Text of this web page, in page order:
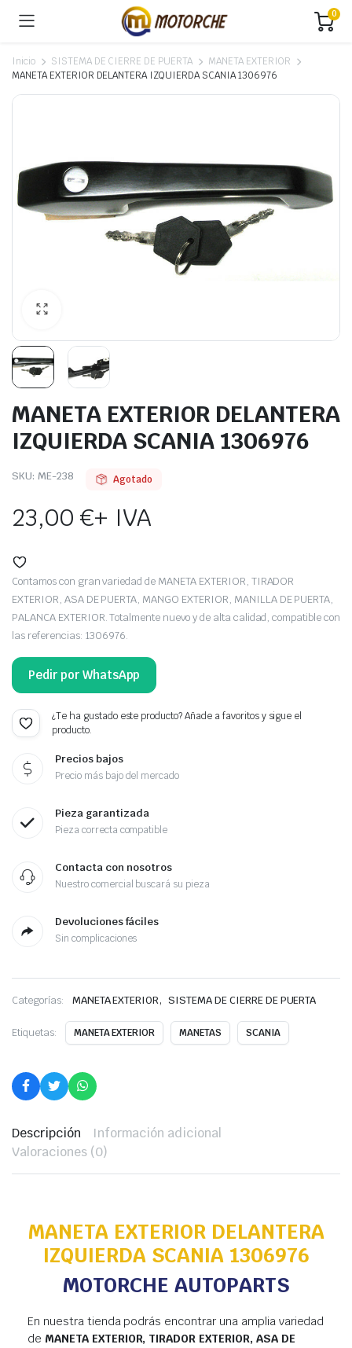
0
Inicio SISTEMA DE CIERRE DE PUERTA
MANETA EXTERIOR
MANETA EXTERIOR DELANTERA IZQUIERDA SCANIA 1306976
MANETA EXTERIOR DELANTERA
IZQUIERDA SCANIA 1306976
SKU: ME-238 Agotado
23,00€+ IVA
Contamos con gran variedad de MANETA EXTERIOR, TIRADOR
EXTERIOR, ASA DE PUERTA, MANGO EXTERIOR, MANILLA DE PUERTA,
PALANCA EXTERIOR. Totalmente nuevo y de alta calidad, compatible con
las referencias: 1306976.
Pedir por WhatsApp
¿Te ha gustado este producto? Añade a favoritos y sigue el
producto.
Precios bajos
Precio más bajo del mercado
Pieza garantizada
Pieza correcta compatible
Contacta con nosotros
Nuestro comercial buscará su pieza
Devoluciones fáciles
Sin complicaciones
Categorías: MANETA EXTERIOR, SISTEMA DE CIERRE DE PUERTA
Etiquetas: MANETA EXTERIOR MANETAS SCANIA
Descripción
Información adicional
Valoraciones (0)
MANETA EXTERIOR DELANTERA
IZQUIERDA SCANIA 1306976
MOTORCHE AUTOPARTS
En nuestra tienda podrás encontrar una amplia variedad
de MANETA EXTERIOR, TIRADOR EXTERIOR, ASA DE